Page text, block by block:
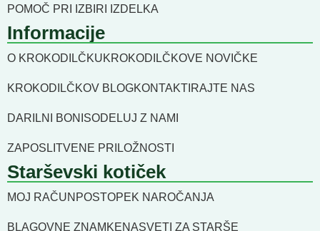
POMOČ PRI IZBIRI IZDELKA
Informacije
O KROKODILČKUKROKODILČKOVE NOVIČKE
KROKODILČKOV BLOGKONTAKTIRAJTE NAS
DARILNI BONI SODELUJ Z NAMI
ZAPOSLITVENE PRILOŽNOSTI
Starševski kotiček
MOJ RAČUN POSTOPEK NAROČANJA
BLAGOVNE ZNAMKENASVETI ZA STARŠE